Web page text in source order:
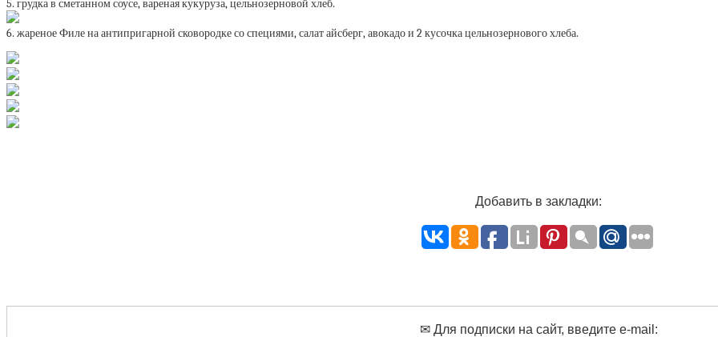
5. грудка в сметанном соусе, вареная кукуруза, цельнозерновой хлеб.
6. жареное Филе на антипригарной сковородке со специями, салат айсберг, авокадо и 2 кусочка цельнозернового хлеба.
Добавить в закладки:
✉ Для подписки на сайт, введите e-mail: